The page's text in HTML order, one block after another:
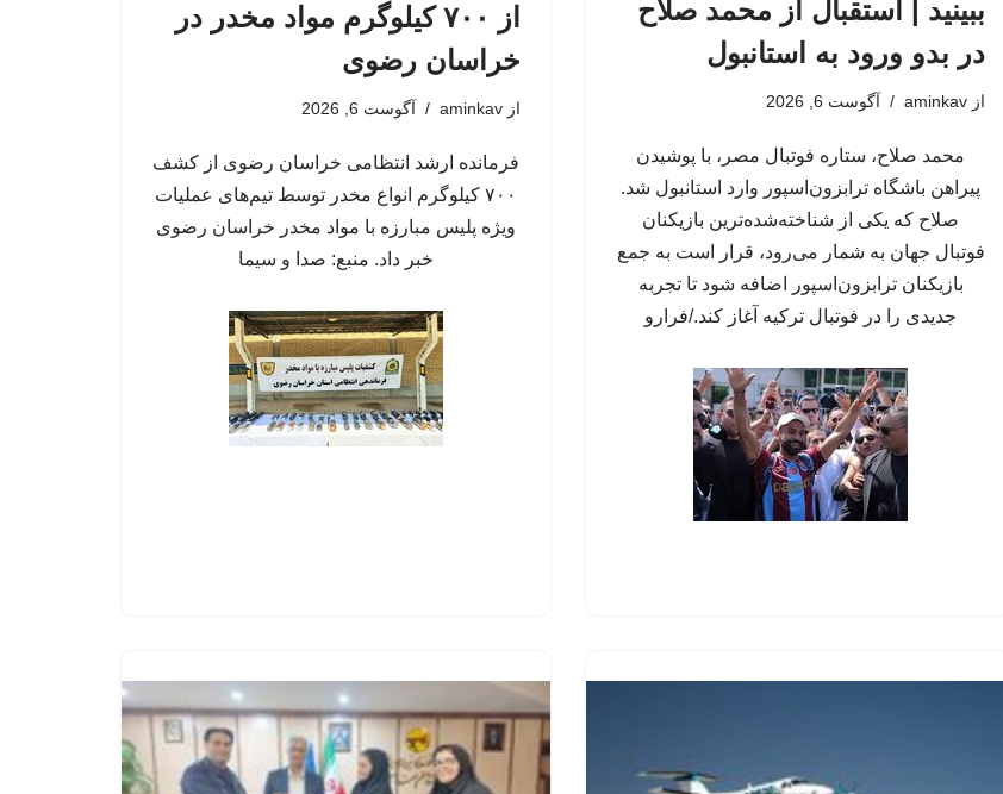
ببینید | استقبال از محمد صلاح
در بدو ورود به استانبول
از aminkav آگوست 6, 2026
محمد صلاح، ستاره فوتبال مصر، با پوشیدن
پیراهن باشگاه ترابزون‌اسپور وارد استانبول شد.
صلاح که یکی از شناخته‌شده‌ترین بازیکنان
فوتبال جهان به شمار می‌رود، قرار است به جمع
بازیکنان ترابزون‌اسپور اضافه شود تا تجربه
جدیدی را در فوتبال ترکیه آغاز کند./فرارو
از ۷۰۰ کیلوگرم مواد مخدر در
خراسان رضوی
از aminkav آگوست 6, 2026
فرمانده ارشد انتظامی خراسان رضوی از کشف
۷۰۰ کیلوگرم انواع مخدر توسط تیم‌های عملیات
ویژه پلیس مبارزه با مواد مخدر خراسان رضوی
خبر داد. منبع: صدا و سیما